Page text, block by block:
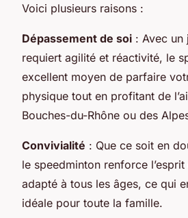
Voici plusieurs raisons :
Dépassement de soi : Avec un
requiert agilité et réactivité, le
excellent moyen de parfaire
physique tout en profitant de
Bouches-du-Rhône ou des
Convivialité : Que ce soit en
le speedminton renforce l’esprit
adapté à tous les âges, ce qui
idéale pour toute la famille.